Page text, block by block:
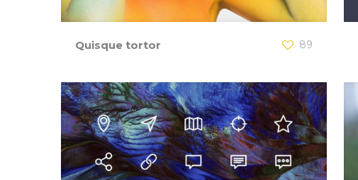
Quisque tortor 89